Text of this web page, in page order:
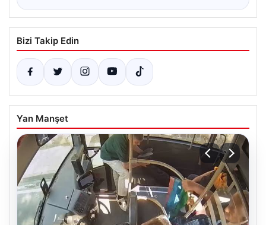
Bizi Takip Edin
Yan Manşet